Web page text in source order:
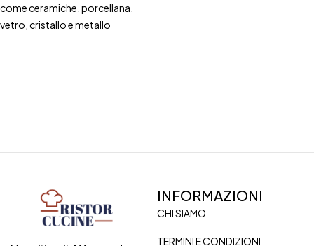
come ceramiche, porcellana,
vetro, cristallo e metallo
INFORMAZIONI
CHI SIAMO
TERMINI E CONDIZIONI